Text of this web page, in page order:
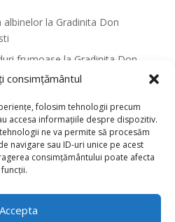
consimțământul
folosim tehnologii precum
accesa informațiile despre dispozitiv.
ne va permite să procesăm
navigare sau ID-uri unice pe acest
consimțământului poate afecta
Accepta
la Gradinita Don
frumoase la Gradinita Don
pentru dezvoltarea
Don Castor Sector 2